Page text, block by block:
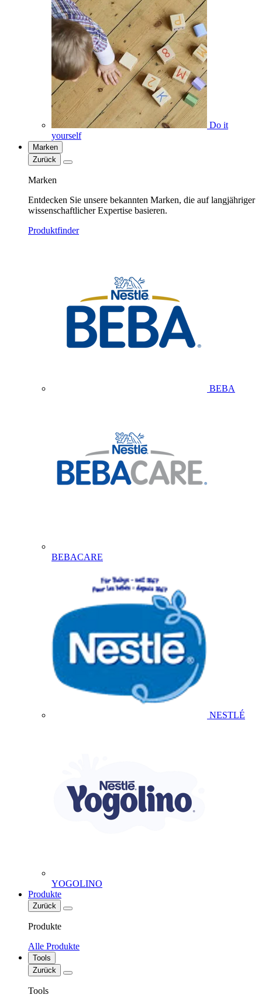
Do it
yourself
Marken
Zurück
Marken
Entdecken Sie unsere bekannten Marken, die auf langjähriger
wissenschaftlicher Expertise basieren.
Produktfinder
BEBA
BEBACARE
NESTLÉ
YOGOLINO
Produkte
Zurück
Produkte
Alle Produkte
Tools
Zurück
Tools